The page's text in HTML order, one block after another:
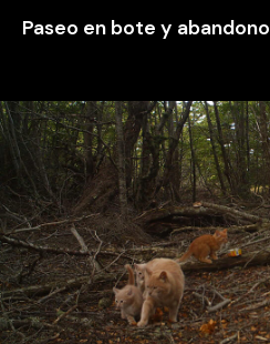
Paseo en bote y abandono